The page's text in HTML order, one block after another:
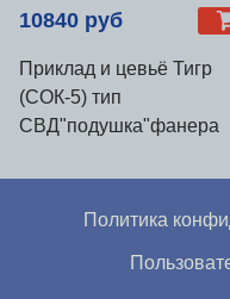
10840 руб
Приклад и цевьё Тигр
(СОК-5) тип
СВД"подушка"фанера
Политика